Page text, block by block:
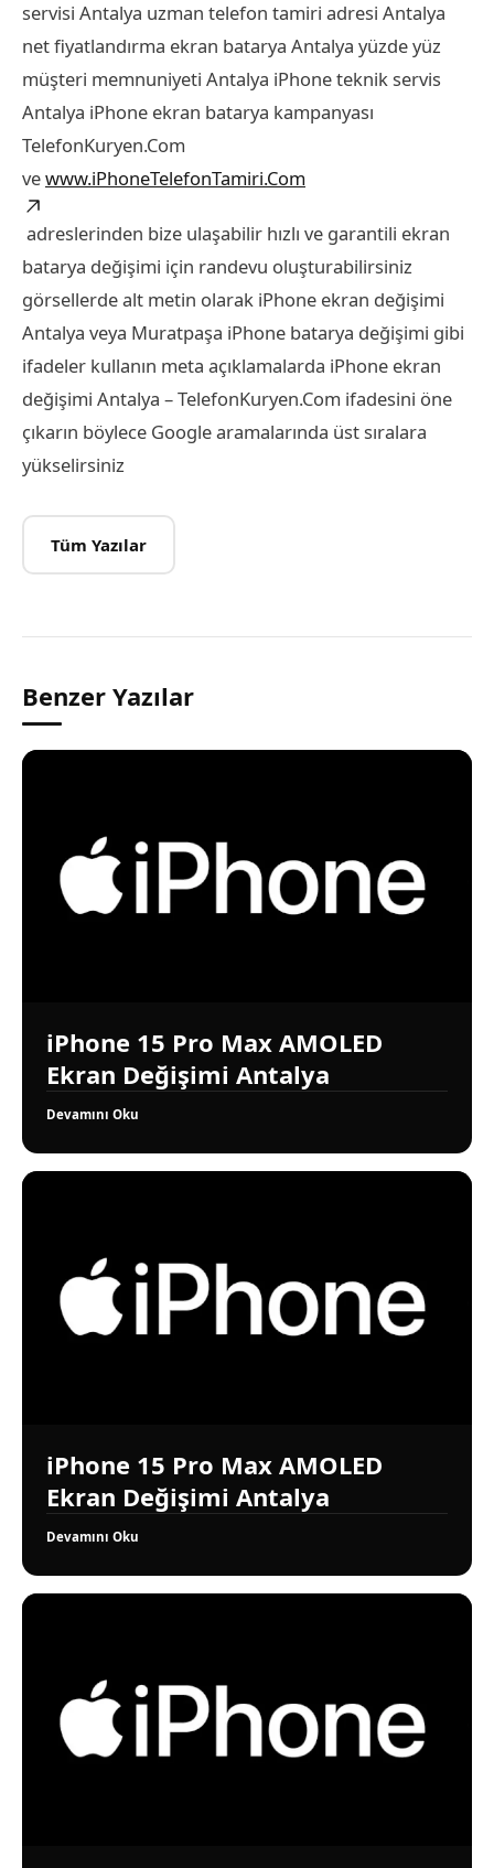
servisi Antalya uzman telefon tamiri adresi Antalya
net fiyatlandırma ekran batarya Antalya yüzde yüz
müşteri memnuniyeti Antalya iPhone teknik servis
Antalya iPhone ekran batarya kampanyası
TelefonKuryen.Com
vewww.iPhoneTelefonTamiri.Com
adreslerinden bize ulaşabilir hızlı ve garantili ekran
batarya değişimi için randevu oluşturabilirsiniz
görsellerde alt metin olarak iPhone ekran değişimi
Antalya veya Muratpaşa iPhone batarya değişimi gibi
ifadeler kullanın meta açıklamalarda iPhone ekran
değişimi Antalya – TelefonKuryen.Com ifadesini öne
çıkarın böylece Google aramalarında üst sıralara
yükselirsiniz
Tüm Yazılar
Benzer Yazılar
iPhone 15 Pro Max AMOLED
Ekran Değişimi Antalya
Devamını Oku
iPhone 15 Pro Max AMOLED
Ekran Değişimi Antalya
Devamını Oku